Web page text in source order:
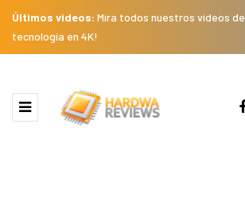
Últimos videos: Mira todos nuestros videos de
tecnología en 4K!